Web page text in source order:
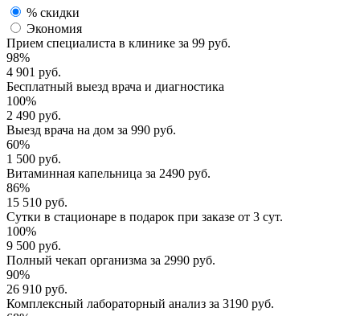
% скидки
Экономия
Прием специалиста в клинике за 99 руб.
98%
4 901 руб.
Бесплатный выезд врача и диагностика
100%
2 490 руб.
Выезд врача на дом за 990 руб.
60%
1 500 руб.
Витаминная капельница за 2490 руб.
86%
15 510 руб.
Сутки в стационаре в подарок при заказе от 3 сут.
100%
9 500 руб.
Полный чекап организма за 2990 руб.
90%
26 910 руб.
Комплексный лабораторный анализ за 3190 руб.